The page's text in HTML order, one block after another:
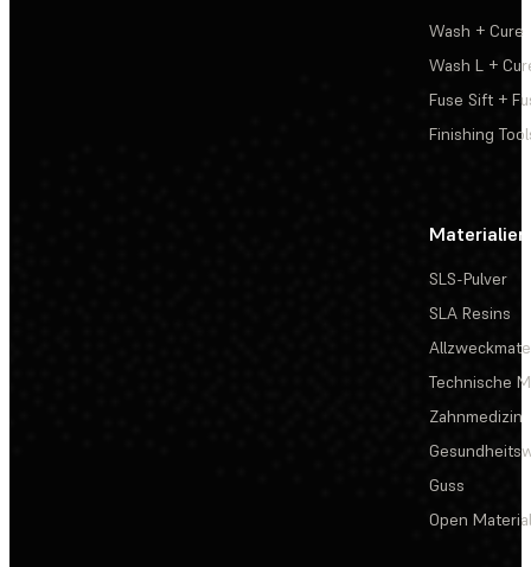
Wash + Cure
Wash L +
Fuse Sift +
Finishing
Materialien
SLS-Pulver
SLA Resins
Technische
Zahnmedizin
Guss
Open